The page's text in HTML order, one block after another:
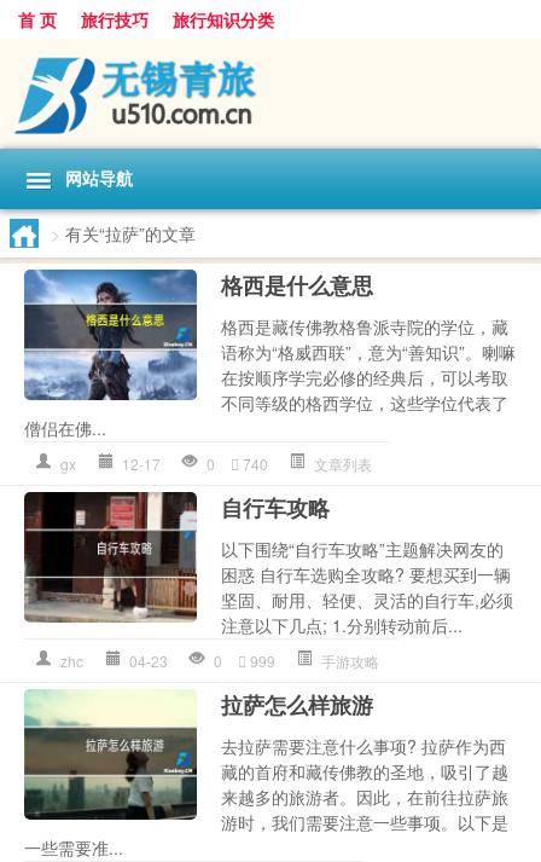
首 页 旅行技巧 旅行知识分类
网站导航
> 有关“拉萨”的文章
格西是什么意思
格西是藏传佛教格鲁派寺院的学位，藏
语称为“格威西联”，意为“善知识”。喇嘛
在按顺序学完必修的经典后，可以考取
不同等级的格西学位，这些学位代表了
僧侣在佛...
gx 12-17 0 740 文章列表
自行车攻略
以下围绕“自行车攻略”主题解决网友的
困惑 自行车选购全攻略? 要想买到一辆
坚固、耐用、轻便、灵活的自行车,必须
注意以下几点; 1.分别转动前后...
zhc 04-23 0 999 手游攻略
拉萨怎么样旅游
去拉萨需要注意什么事项? 拉萨作为西
藏的首府和藏传佛教的圣地，吸引了越
来越多的旅游者。因此，在前往拉萨旅
游时，我们需要注意一些事项。以下是
一些需要准...